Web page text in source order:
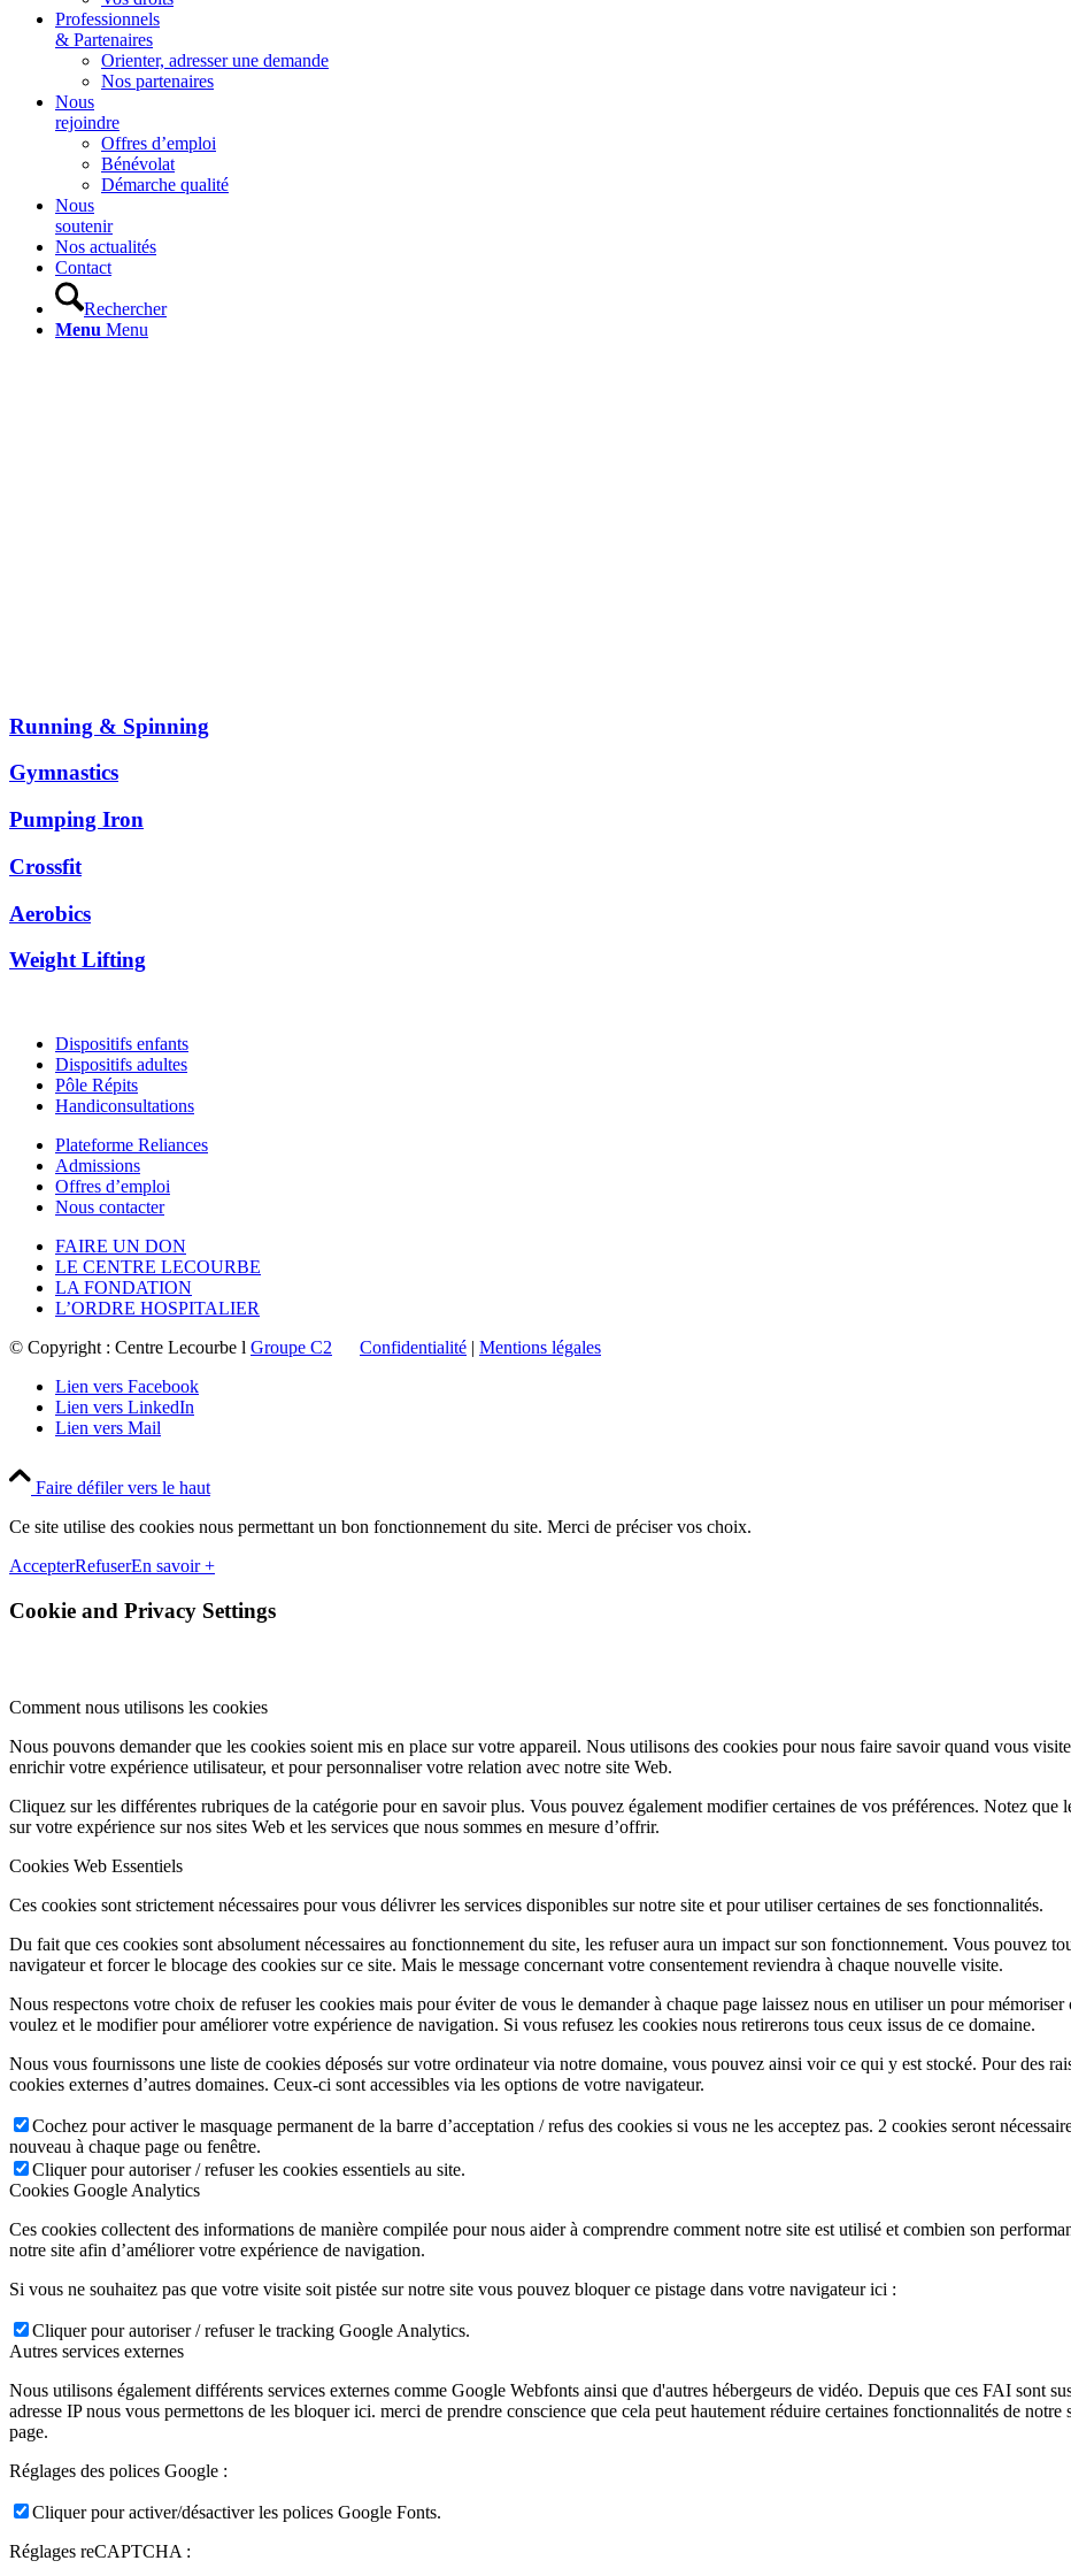
Professionnels
& Partenaires
Orienter, adresser une demande
Nos partenaires
Nous
rejoindre
Offres d’emploi
Bénévolat
Démarche qualité
Nous
soutenir
Nos actualités
Contact
Rechercher
Menu Menu
Running & Spinning
Gymnastics
Pumping Iron
Crossfit
Aerobics
Weight Lifting
Dispositifs enfants
Dispositifs adultes
Pôle Répits
Handiconsultations
Plateforme Reliances
Admissions
Offres d’emploi
Nous contacter
FAIRE UN DON
LE CENTRE LECOURBE
LA FONDATION
L’ORDRE HOSPITALIER
© Copyright : Centre Lecourbe l Groupe C2 Confidentialité | Mentions légales
Lien vers Facebook
Lien vers LinkedIn
Lien vers Mail
Faire défiler vers le haut
Ce site utilise des cookies nous permettant un bon fonctionnement du site. Merci de préciser vos choix.
AccepterRefuserEn savoir +
Cookie and Privacy Settings
Comment nous utilisons les cookies
Nous pouvons demander que les cookies soient mis en place sur votre appareil. Nous utilisons des cookies pour nous faire savoir quand vous
enrichir votre expérience utilisateur, et pour personnaliser votre relation avec notre site Web.
Cliquez sur les différentes rubriques de la catégorie pour en savoir plus. Vous pouvez également modifier certaines de vos préférences. Notez
sur votre expérience sur nos sites Web et les services que nous sommes en mesure d’offrir.
Cookies Web Essentiels
Ces cookies sont strictement nécessaires pour vous délivrer les services disponibles sur notre site et pour utiliser certaines de ses fonctionnalités.
Du fait que ces cookies sont absolument nécessaires au fonctionnement du site, les refuser aura un impact sur son fonctionnement. Vous pouvez
navigateur et forcer le blocage des cookies sur ce site. Mais le message concernant votre consentement reviendra à chaque nouvelle visite.
Nous respectons votre choix de refuser les cookies mais pour éviter de vous le demander à chaque page laissez nous en utiliser un pour
voulez et le modifier pour améliorer votre expérience de navigation. Si vous refusez les cookies nous retirerons tous ceux issus de ce domaine.
Nous vous fournissons une liste de cookies déposés sur votre ordinateur via notre domaine, vous pouvez ainsi voir ce qui y est stocké. Pour des
cookies externes d’autres domaines. Ceux-ci sont accessibles via les options de votre navigateur.
Cochez pour activer le masquage permanent de la barre d’acceptation / refus des cookies si vous ne les acceptez pas. 2 cookies seront
nouveau à chaque page ou fenêtre.
Cliquer pour autoriser / refuser les cookies essentiels au site.
Cookies Google Analytics
Ces cookies collectent des informations de manière compilée pour nous aider à comprendre comment notre site est utilisé et combien son
notre site afin d’améliorer votre expérience de navigation.
Si vous ne souhaitez pas que votre visite soit pistée sur notre site vous pouvez bloquer ce pistage dans votre navigateur ici :
Cliquer pour autoriser / refuser le tracking Google Analytics.
Autres services externes
Nous utilisons également différents services externes comme Google Webfonts ainsi que d'autres hébergeurs de vidéo. Depuis que ces FAI sont
adresse IP nous vous permettons de les bloquer ici. merci de prendre conscience que cela peut hautement réduire certaines fonctionnalités de
page.
Réglages des polices Google :
Cliquer pour activer/désactiver les polices Google Fonts.
Réglages reCAPTCHA :